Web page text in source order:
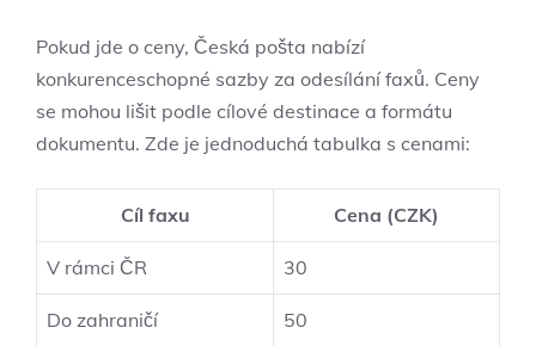
Pokud jde o ceny, Česká pošta nabízí
konkurenceschopné sazby za odesílání faxů. Ceny
se mohou lišit podle cílové destinace a formátu
dokumentu. Zde je jednoduchá tabulka s cenami:
Cíl faxu Cena (CZK)
V rámci ČR 30
Do zahraničí 50